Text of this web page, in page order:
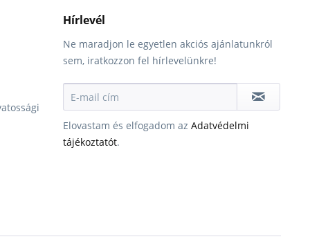
Hírlevél
Ne maradjon le egyetlen akciós ajánlatunkról
sem, iratkozzon fel hírlevelünkre!
Elovastam és elfogadom az Adatvédelmi
tájékoztatót.